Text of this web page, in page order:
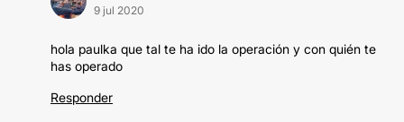
9 jul 2020
hola paulka que tal te ha ido la operación y con quién te
has operado
Responder